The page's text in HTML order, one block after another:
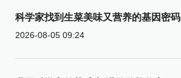
科学家找到生菜美味又营养的基因密码
2026-08-05 09:24